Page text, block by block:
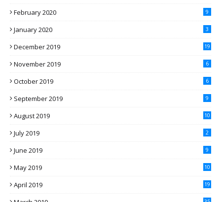
February 2020 9
January 2020 3
December 2019 19
November 2019 6
October 2019 6
September 2019 9
August 2019 10
July 2019 2
June 2019 9
May 2019 10
April 2019 19